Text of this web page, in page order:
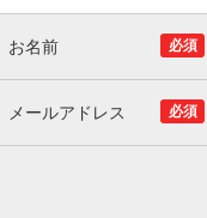
必須
お名前
必須
メールアドレス